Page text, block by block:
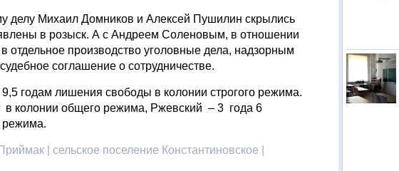
делу Михаил Домников и Алексей Пушилин скрылись
в розыск. А с Андреем Соленовым, в отношении
отдельное производство уголовные дела, надзорным
соглашение о сотрудничестве.
годам лишения свободы в колонии строгого режима.
в колонии общего режима, Ржевский – 3 года 6
режима.
| сельское поселение Константиновское |